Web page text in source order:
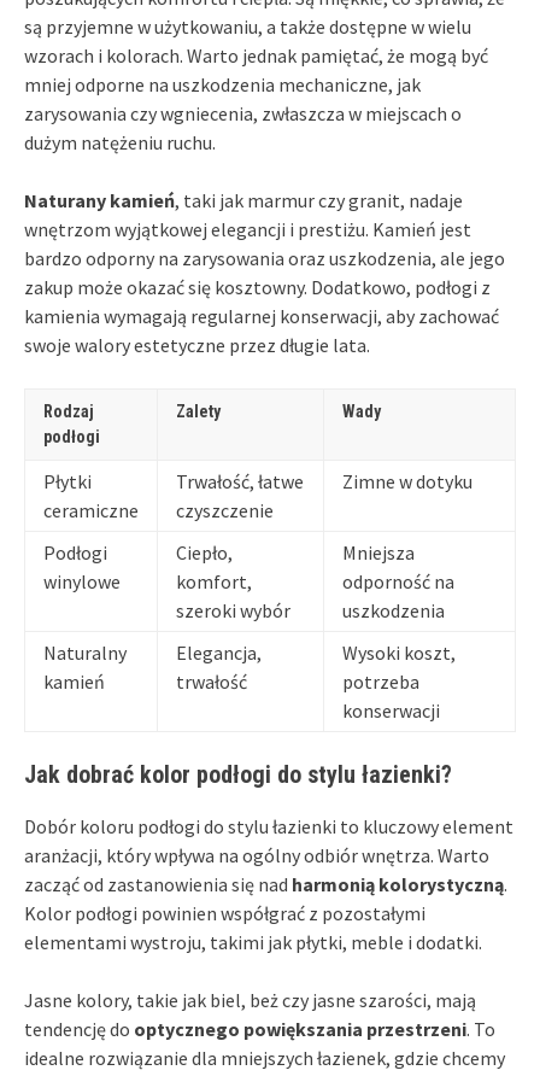
są przyjemne w użytkowaniu, a także dostępne w wielu
wzorach i kolorach. Warto jednak pamiętać, że mogą być
mniej odporne na uszkodzenia mechaniczne, jak
zarysowania czy wgniecenia, zwłaszcza w miejscach o
dużym natężeniu ruchu.
Naturany kamień, taki jak marmur czy granit, nadaje
wnętrzom wyjątkowej elegancji i prestiżu. Kamień jest
bardzo odporny na zarysowania oraz uszkodzenia, ale jego
zakup może okazać się kosztowny. Dodatkowo, podłogi z
kamienia wymagają regularnej konserwacji, aby zachować
swoje walory estetyczne przez długie lata.
Rodzaj
podłogi
Zalety Wady
Płytki
ceramiczne
Trwałość, łatwe
czyszczenie
Zimne w dotyku
Podłogi
winylowe
Ciepło,
komfort,
szeroki wybór
Mniejsza
odporność na
uszkodzenia
Naturalny
kamień
Elegancja,
trwałość
Wysoki koszt,
potrzeba
konserwacji
Jak dobrać kolor podłogi do stylu łazienki?
Dobór koloru podłogi do stylu łazienki to kluczowy element
aranżacji, który wpływa na ogólny odbiór wnętrza. Warto
zacząć od zastanowienia się nad harmonią kolorystyczną.
Kolor podłogi powinien współgrać z pozostałymi
elementami wystroju, takimi jak płytki, meble i dodatki.
Jasne kolory, takie jak biel, beż czy jasne szarości, mają
tendencję do optycznego powiększania przestrzeni. To
idealne rozwiązanie dla mniejszych łazienek, gdzie chcemy